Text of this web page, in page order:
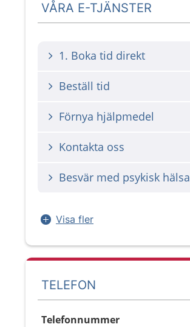
VÅRA E-TJÄNSTER
1. Boka tid direkt
Beställ tid
Förnya hjälpmedel
Kontakta oss
Besvär med psykisk hälsa
Visa fler
TELEFON
Telefonnummer